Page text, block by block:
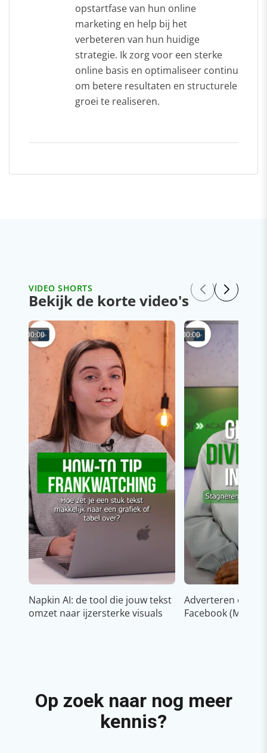
opstartfase van hun online
marketing en help bij het
verbeteren van hun huidige
strategie. Ik zorg voor een sterke
online basis en optimaliseer continu
om betere resultaten en structurele
groei te realiseren.
VIDEO SHORTS
Bekijk de korte video's
00:00
Napkin AI: de tool die jouw tekst
omzet naar ijzersterke visuals
00:00
Adverteren op
Facebook (Meta)
Op zoek naar nog meer
kennis?